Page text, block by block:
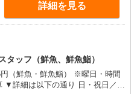
詳細を見る
タッフ（鮮魚、鮮魚鮨）
（鮮魚・鮮魚鮨） ※曜日・時間